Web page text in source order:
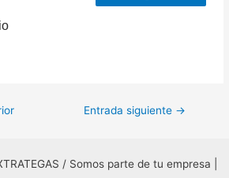
Entrada siguiente →
/ Somos parte de tu empresa |